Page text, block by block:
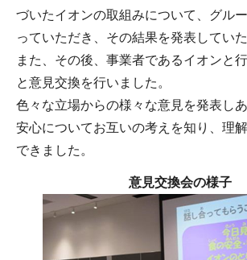
づいたイオンの取組みについて、グル
っていただき、その結果を発表していた
また、その後、事業者であるイオンと
と意見交換を行いました。
色々な立場からの様々な意見を発表し
安心についてお互いの考えを知り、理
できました。
意見交換会の様子